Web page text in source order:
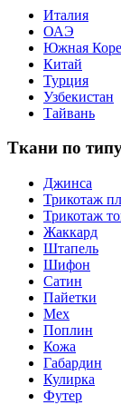
Италия
ОАЭ
Южная
Китай
Турция
Узбекистан
Тайвань
Ткани по
Джинса
Трикотаж
Трикотаж
Жаккард
Штапель
Шифон
Сатин
Пайетки
Мех
Поплин
Кожа
Габардин
Кулирка
Футер